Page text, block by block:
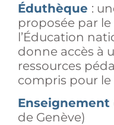
Éduthèque :
proposée par
l’Éducation
donne accès à
ressources
compris pour le
Enseignement
de Genève)